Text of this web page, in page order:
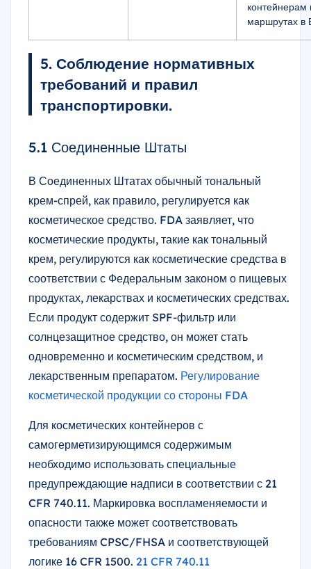
контейнерам
маршрутах в
5. Соблюдение нормативных
требований и правил
транспортировки.
5.1 Соединенные Штаты
В Соединенных Штатах обычный тональный
крем-спрей, как правило, регулируется как
косметическое средство. FDA заявляет, что
косметические продукты, такие как тональный
крем, регулируются как косметические средства в
соответствии с Федеральным законом о пищевых
продуктах, лекарствах и косметических средствах.
Если продукт содержит SPF-фильтр или
солнцезащитное средство, он может стать
одновременно и косметическим средством, и
лекарственным препаратом. Регулирование
косметической продукции со стороны FDA
Для косметических контейнеров с
самогерметизирующимся содержимым
необходимо использовать специальные
предупреждающие надписи в соответствии с 21
CFR 740.11. Маркировка воспламеняемости и
опасности также может соответствовать
требованиям CPSC/FHSA и соответствующей
логике 16 CFR 1500. 21 CFR 740.11